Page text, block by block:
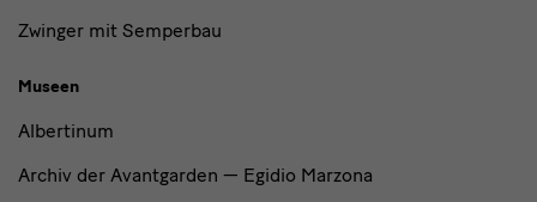
Zwinger mit Semperbau
Museen
Albertinum
Archiv der Avantgarden — Egidio Marzona